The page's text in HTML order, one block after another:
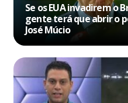
Se os EUA invadirem o
gente terá que abrir o
José Múcio